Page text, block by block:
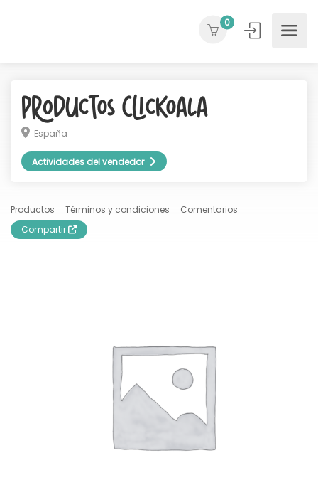
0
Productos ClicKoala
España
Actividades del vendedor
Productos Términos y condiciones
Comentarios
Compartir